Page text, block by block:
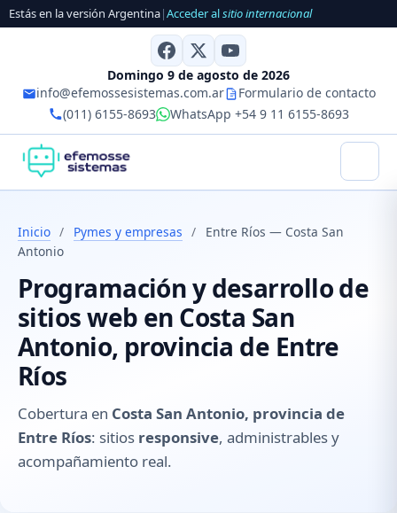
Estás en la versión Argentina|Acceder alsitio internacional
Domingo 9 de agosto de 2026
info@efemossesistemas.com.ar
Formulario de contacto
(011) 6155-8693
WhatsApp +54 9 11 6155-8693
Inicio / Pymes y empresas /
Entre Ríos — Costa San
Antonio
Programación y desarrollo de
sitios web en Costa San
Antonio, provincia de Entre
Ríos
Cobertura en Costa San Antonio, provincia de
Entre Ríos: sitios responsive, administrables y
acompañamiento real.